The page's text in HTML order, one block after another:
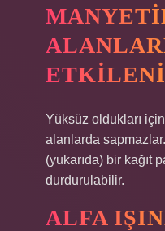
Yüksüz oldukları
alanlarda
(yukarıda) bir kağıt
durdurulabilir.
ALFA